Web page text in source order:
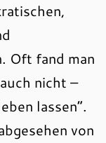
Oft fand man
nicht –
lassen“.
von